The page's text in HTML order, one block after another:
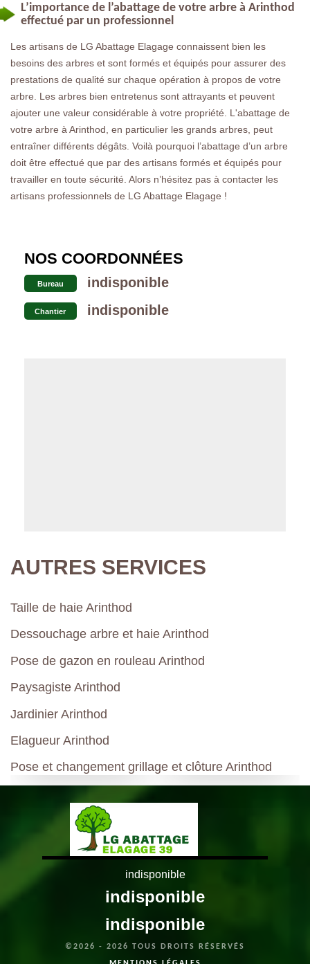
L’importance de l’abattage de votre arbre à Arinthod
effectué par un professionnel
Les artisans de LG Abattage Elagage connaissent bien les
besoins des arbres et sont formés et équipés pour assurer des
prestations de qualité sur chaque opération à propos de votre
arbre. Les arbres bien entretenus sont attrayants et peuvent
ajouter une valeur considérable à votre propriété. L'abattage de
votre arbre à Arinthod, en particulier les grands arbres, peut
entraîner différents dégâts. Voilà pourquoi l’abattage d’un arbre
doit être effectué que par des artisans formés et équipés pour
travailler en toute sécurité. Alors n’hésitez pas à contacter les
artisans professionnels de LG Abattage Elagage !
NOS COORDONNÉES
Bureau indisponible
Chantier indisponible
AUTRES SERVICES
Taille de haie Arinthod
Dessouchage arbre et haie Arinthod
Pose de gazon en rouleau Arinthod
Paysagiste Arinthod
Jardinier Arinthod
Elagueur Arinthod
Pose et changement grillage et clôture Arinthod
indisponible
indisponible
indisponible
©2026 - 2026 TOUS DROITS RÉSERVÉS